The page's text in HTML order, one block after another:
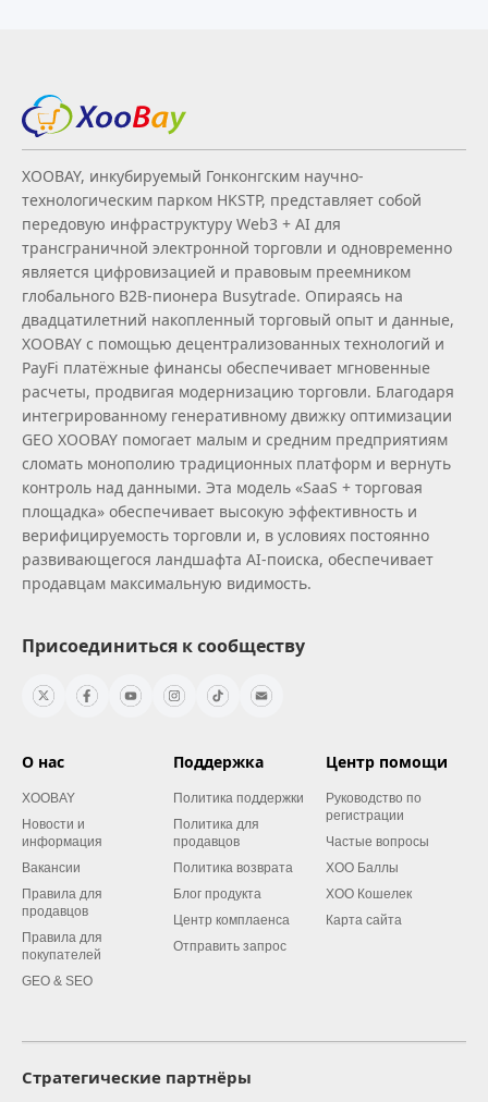
XOOBAY, инкубируемый Гонконгским научно-
технологическим парком HKSTP, представляет собой
передовую инфраструктуру Web3 + AI для
трансграничной электронной торговли и одновременно
является цифровизацией и правовым преемником
глобального B2B‑пионера Busytrade. Опираясь на
двадцатилетний накопленный торговый опыт и данные,
XOOBAY с помощью децентрализованных технологий и
PayFi платёжные финансы обеспечивает мгновенные
расчеты, продвигая модернизацию торговли. Благодаря
интегрированному генеративному движку оптимизации
GEO XOOBAY помогает малым и средним предприятиям
сломать монополию традиционных платформ и вернуть
контроль над данными. Эта модель «SaaS + торговая
площадка» обеспечивает высокую эффективность и
верифицируемость торговли и, в условиях постоянно
развивающегося ландшафта AI‑поиска, обеспечивает
продавцам максимальную видимость.
Присоединиться к сообществу
О нас
XOOBAY
Новости и
информация
Вакансии
Правила для
продавцов
Правила для
покупателей
GEO & SEO
Поддержка
Политика поддержки
Политика для
продавцов
Политика возврата
Блог продукта
Центр комплаенса
Отправить запрос
Центр помощи
Руководство по
регистрации
Частые вопросы
XOO Баллы
XOO Кошелек
Карта сайта
Стратегические партнёры